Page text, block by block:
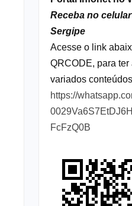
Receba no
Sergipe
Acesse o link
QRCODE, para ter
variados
https://
FcFzQ0B